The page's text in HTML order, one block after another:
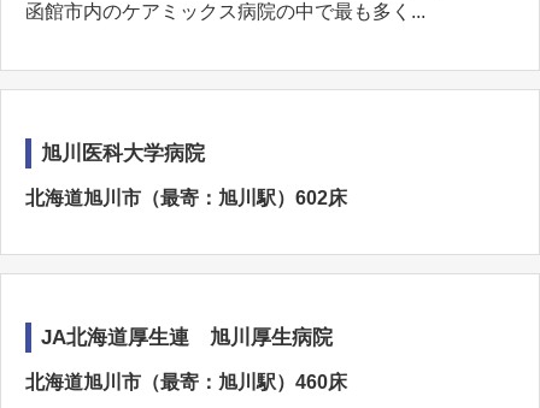
函館市内のケアミックス病院の中で最も多く...
旭川医科大学病院
北海道旭川市（最寄：旭川駅）602床
JA北海道厚生連 旭川厚生病院
北海道旭川市（最寄：旭川駅）460床